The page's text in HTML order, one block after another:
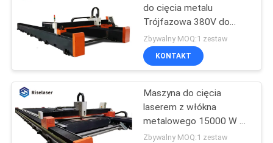
Biżuteria Laserowa
spawarka
146
do cięcia metalu
Trójfazowa 380V do
lotnictwa i kosmonautyki
Zbywalny MOQ:1 zestaw
KONTAKT
Maszyna do cięcia
laserem z włókna
metalowego 15000 W z
niemiecką głowicą tnącą
Zbywalny MOQ:1 zestaw